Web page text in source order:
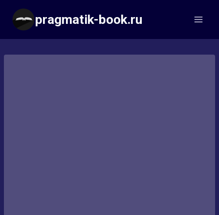
Перейти
содержимому
pragmatik-book.ru